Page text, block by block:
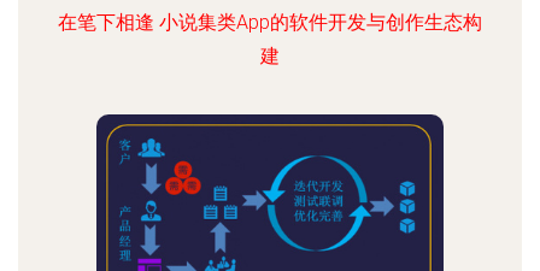
在笔下相逢 小说集类App的软件开发与创作生态构
建